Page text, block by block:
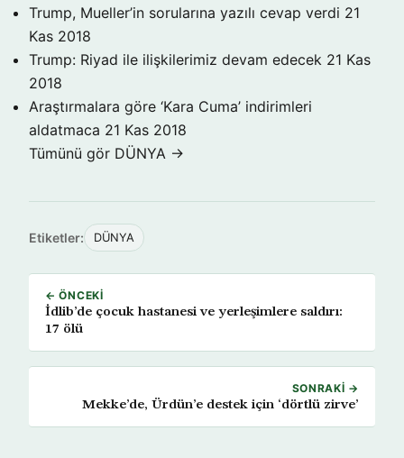
Trump, Mueller’in sorularına yazılı cevap verdi 21
Kas 2018
Trump: Riyad ile ilişkilerimiz devam edecek 21 Kas
2018
Araştırmalara göre ‘Kara Cuma’ indirimleri
aldatmaca 21 Kas 2018
Tümünü gör DÜNYA →
Etiketler: DÜNYA
← ÖNCEKI
İdlib’de çocuk hastanesi ve yerleşimlere saldırı:
17 ölü
SONRAKI →
Mekke’de, Ürdün’e destek için ‘dörtlü zirve’